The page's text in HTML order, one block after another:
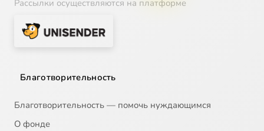
Рассылки осуществляются на платформе
Благотворительность
Благотворительность — помочь нуждающимся
О фонде